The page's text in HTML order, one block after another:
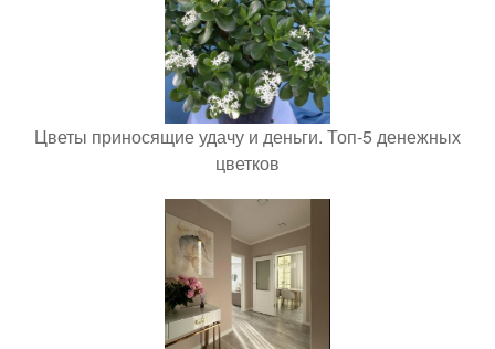
Цветы приносящие удачу и деньги. Топ-5 денежных
цветков